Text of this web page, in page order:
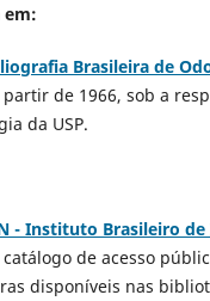
em:
Brasileira de
de 1966, sob a
da USP.
- Instituto Brasileiro
catálogo de acesso
disponíveis nas